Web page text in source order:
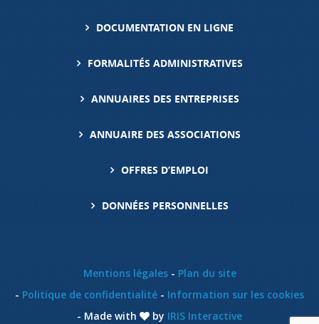
DOCUMENTATION EN LIGNE
FORMALITÉS ADMINISTRATIVES
ANNUAIRES DES ENTREPRISES
ANNUAIRE DES ASSOCIATIONS
OFFRES D’EMPLOI
DONNÉES PERSONNELLES
Mentions légales
Plan du site
Politique de confidentialité
Information sur les cookies
Made with
by IRIS Interactive